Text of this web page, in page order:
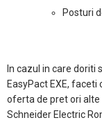
Posturi
In cazul in care doriti
EasyPact EXE,
oferta de pret ori
Schneider Electric